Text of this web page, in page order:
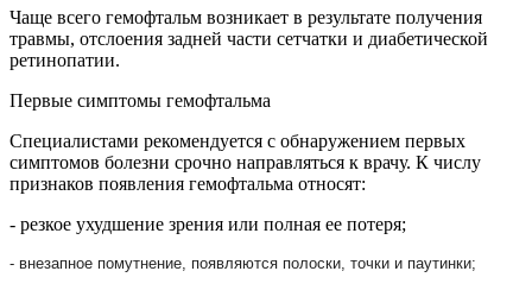
Чаще всего гемофтальм возникает в результате получения
травмы, отслоения задней части сетчатки и диабетической
ретинопатии.
Первые симптомы гемофтальма
Специалистами рекомендуется с обнаружением первых
симптомов болезни срочно направляться к врачу. К числу
признаков появления гемофтальма относят:
- резкое ухудшение зрения или полная ее потеря;
- внезапное помутнение, появляются полоски, точки и паутинки;